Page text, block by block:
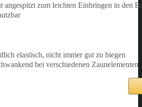
angespitzt zum leichten Einbringen in den
elastisch, nicht immer gut zu biegen
bei verschiedenen Zaunelementen